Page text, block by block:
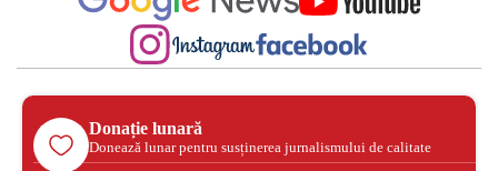
Donație lunară
Donează lunar pentru susținerea jurnalismului de calitate